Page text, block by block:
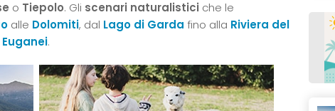
o Tiepolo. Gli scenari naturalistici che le
alle Dolomiti, dal Lago di Garda fino alla Riviera del
Euganei.